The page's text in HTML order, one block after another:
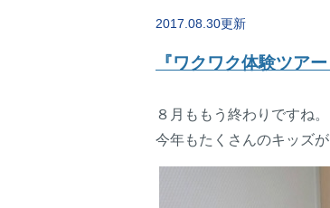
2017.08.30更新
『ワクワク体験ツア
８月ももう終わりですね。
今年もたくさんのキッズ